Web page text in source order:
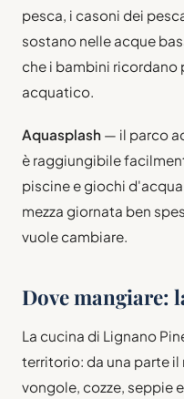
pesca, i casoni dei
sostano nelle acque
che i bambini ricordano
acquatico.
Aquasplash — il parco
è raggiungibile
piscine e giochi
mezza giornata ben
vuole cambiare.
Dove mangiare:
La cucina di Lignano
territorio: da una parte
vongole, cozze, seppie